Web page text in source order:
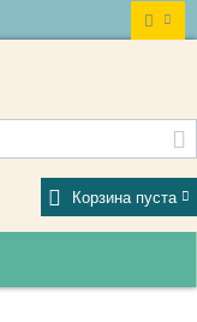
Корзина пуста